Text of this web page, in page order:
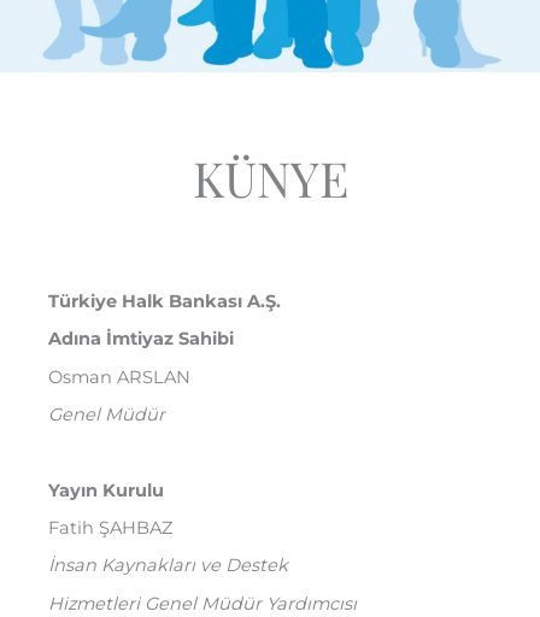
KÜNYE
Türkiye Halk Bankası A.Ş.
Adına İmtiyaz Sahibi
Osman ARSLAN
Genel Müdür
Yayın Kurulu
Fatih ŞAHBAZ
İnsan Kaynakları ve Destek
Hizmetleri Genel Müdür Yardımcısı